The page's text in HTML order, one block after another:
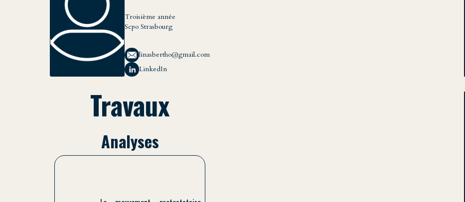
Troisième année
Scpo Strasbourg
linasbertho@gmail.com
LinkedIn
Travaux
Analyses